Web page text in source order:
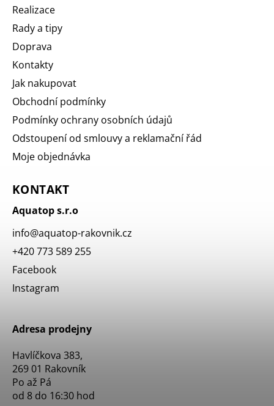
Realizace
Rady a tipy
Doprava
Kontakty
Jak nakupovat
Obchodní podmínky
Podmínky ochrany osobních údajů
Odstoupení od smlouvy a reklamační řád
Moje objednávka
KONTAKT
Aquatop s.r.o
info@aquatop-rakovnik.cz
+420 773 589 255
Facebook
Instagram
Adresa prodejny
Havlíčkova 383,
269 01 Rakovník
Po až Pá
od 8 do 16:30 hod